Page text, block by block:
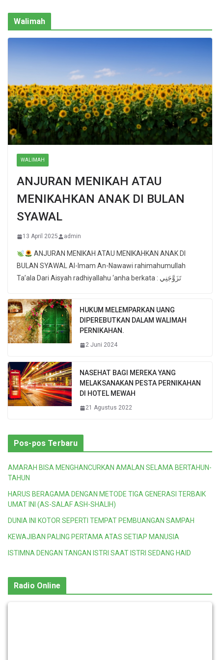
Walimah
WALIMAH
ANJURAN MENIKAH ATAU
MENIKAHKAN ANAK DI BULAN
SYAWAL
13 April 2025 admin
ANJURAN MENIKAH ATAU MENIKAHKAN ANAK DI
BULAN SYAWAL Al-Imam An-Nawawi rahimahumullah
Ta’ala Dari Aisyah radhiyallahu ‘anha berkata : تَزَوَّجَنِي
HUKUM MELEMPARKAN UANG
DIPEREBUTKAN DALAM WALIMAH
PERNIKAHAN.
2 Juni 2024
NASEHAT BAGI MEREKA YANG
MELAKSANAKAN PESTA PERNIKAHAN
DI HOTEL MEWAH
21 Agustus 2022
Pos-pos Terbaru
AMARAH BISA MENGHANCURKAN AMALAN SELAMA BERTAHUN-
TAHUN
HARUS BERAGAMA DENGAN METODE TIGA GENERASI TERBAIK
UMAT INI (AS-SALAF ASH-SHALIH)
DUNIA INI KOTOR SEPERTI TEMPAT PEMBUANGAN SAMPAH
KEWAJIBAN PALING PERTAMA ATAS SETIAP MANUSIA
ISTIMNA DENGAN TANGAN ISTRI SAAT ISTRI SEDANG HAID
Radio Online